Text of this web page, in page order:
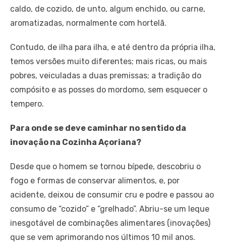
caldo, de cozido, de unto, algum enchido, ou carne,
aromatizadas, normalmente com hortelã.
Contudo, de ilha para ilha, e até dentro da própria ilha,
temos versões muito diferentes; mais ricas, ou mais
pobres, veiculadas a duas premissas; a tradição do
compósito e as posses do mordomo, sem esquecer o
tempero.
Para onde se deve caminhar no sentido da
inovação na Cozinha Açoriana?
Desde que o homem se tornou bípede, descobriu o
fogo e formas de conservar alimentos, e, por
acidente, deixou de consumir cru e podre e passou ao
consumo de “cozido” e “grelhado”. Abriu-se um leque
inesgotável de combinações alimentares (inovações)
que se vem aprimorando nos últimos 10 mil anos.